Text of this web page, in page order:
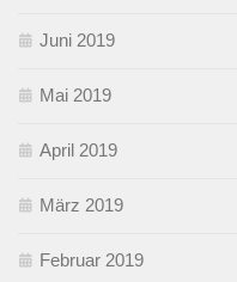
Juni 2019
Mai 2019
April 2019
März 2019
Februar 2019